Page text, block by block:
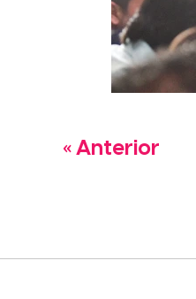
« Anterior